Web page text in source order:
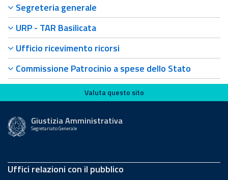
Segreteria generale
URP - TAR Basilicata
Ufficio ricevimento ricorsi
Commissione Patrocinio a spese dello Stato
Valuta questo sito
Valuta questo sito
Giustizia Amministrativa
Segretariato Generale
Uffici relazioni con il pubblico